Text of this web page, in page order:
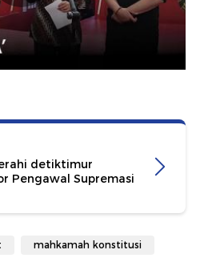
detiktimur
Pengawal Supremasi
mahkamah konstitusi